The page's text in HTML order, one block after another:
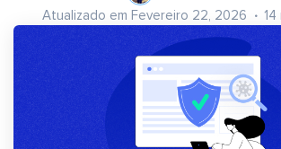
Atualizado em Fevereiro 22, 2026 14